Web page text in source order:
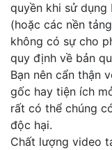
quyền khi sử
(hoặc các nền
không có sự cho
quy định về bản
Bạn nên cẩn thận
gốc hay tiện ích
rất có thể chúng
độc hại.
Chất lượng video